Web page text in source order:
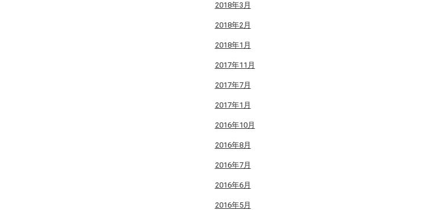
2018年3月
2018年2月
2018年1月
2017年11月
2017年7月
2017年1月
2016年10月
2016年8月
2016年7月
2016年6月
2016年5月